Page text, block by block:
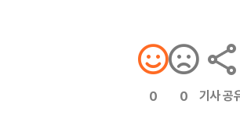
0 0 기사 공